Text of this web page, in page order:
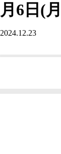
月6日(
2024.12.23